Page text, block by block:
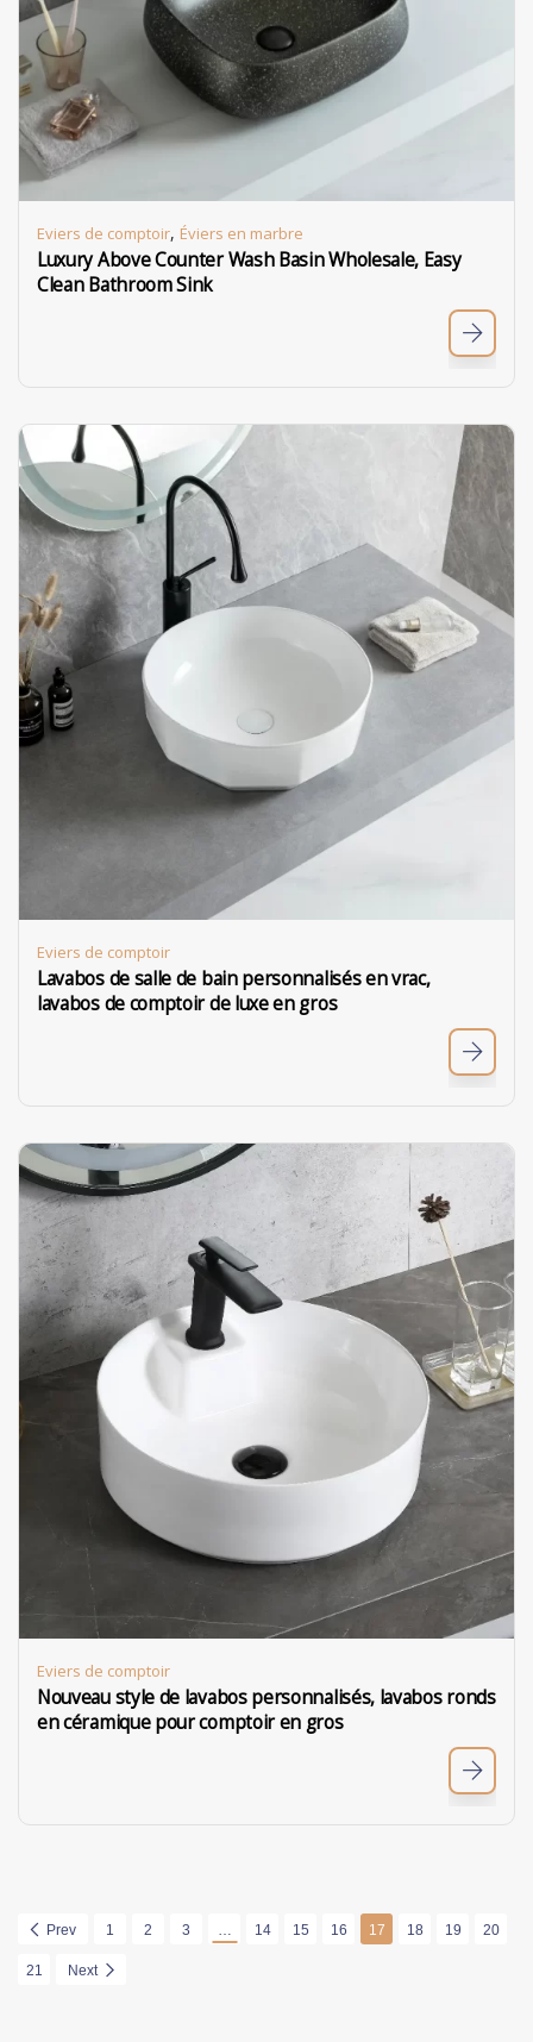
Eviers de comptoir, Éviers en marbre
Luxury Above Counter Wash Basin Wholesale, Easy
Clean Bathroom Sink
Eviers de comptoir
Lavabos de salle de bain personnalisés en vrac,
lavabos de comptoir de luxe en gros
Eviers de comptoir
Nouveau style de lavabos personnalisés, lavabos ronds
en céramique pour comptoir en gros
Prev 1 2 3 … 14 15 16 17 18 19 20
21 Next